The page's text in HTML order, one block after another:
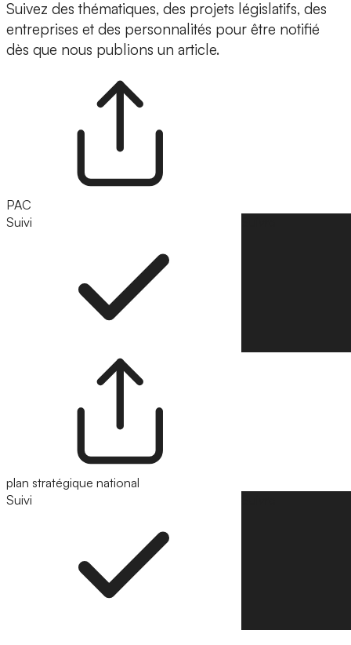
Suivez des thématiques, des projets législatifs, des
entreprises et des personnalités pour être notifié
dès que nous publions un article.
PAC
Suivi
plan stratégique national
Suivi